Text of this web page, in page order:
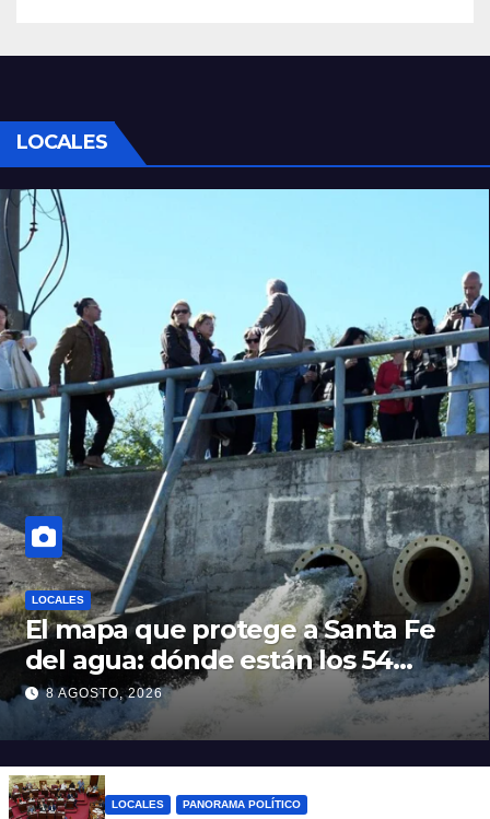
LOCALES
LOCALES
El mapa que protege a Santa Fe
del agua: dónde están los 54
puntos de bombeo
8 AGOSTO, 2026
LOCALES PANORAMA POLÍTICO